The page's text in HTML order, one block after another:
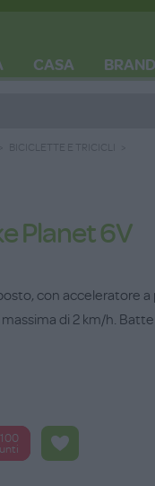
CASA BRAND
BICICLETTE E TRICICLI
Planet 6V
con acceleratore
di 2 km/h.